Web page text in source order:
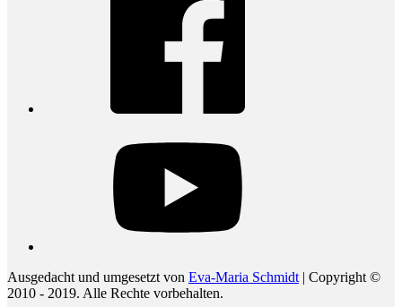
Ausgedacht und umgesetzt von Eva-Maria Schmidt | Copyright ©
2010 - 2019. Alle Rechte vorbehalten.